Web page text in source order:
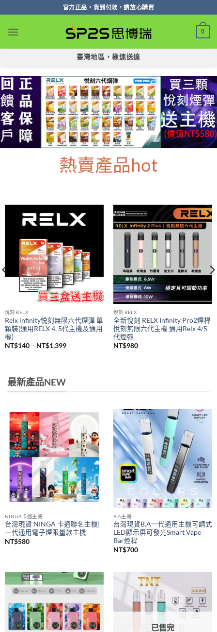
轉
官方正品，貨到付款，請放心購買
0
臺灣地區，極速送達
熱賣產品hot
悅刻 RELX
Relx infinity悦刻無限六代煙彈 單
顆裝(通用RELX 4, 5代主機及通用
機)
NT$140 – NT$1,399價
悅刻 RELX
全新悅刻 RELX Infinity Pro2煙桿
悅刻無限六代主機 通用Relx 4/5
代煙彈
NT$980
最新產品NEW
NINGA卡通主機
台灣現貨 NINGA 卡通聯名主機|
一代通用電子煙限量款主機
NT$580
B.A主機
台灣現貨B.A一代通用主機可調式
LED顯示屏可發光Smart Vape
Bar煙桿
NT$700
已售完